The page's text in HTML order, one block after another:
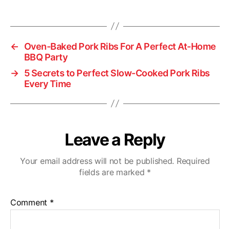
←
Oven-Baked Pork Ribs For A Perfect At-Home
BBQ Party
→ 5 Secrets to Perfect Slow-Cooked Pork Ribs
Every Time
Leave a Reply
Your email address will not be published. Required
fields are marked *
Comment *